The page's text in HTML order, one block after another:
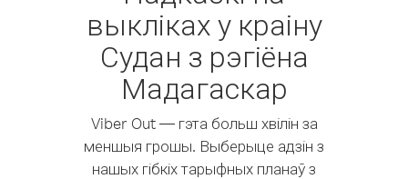
выкліках у краіну
Судан з рэгіёна
Мадагаскар
Viber Out — гэта больш хвілін за
меншыя грошы. Выберыце адзін з
нашых гібкіх тарыфных планаў з